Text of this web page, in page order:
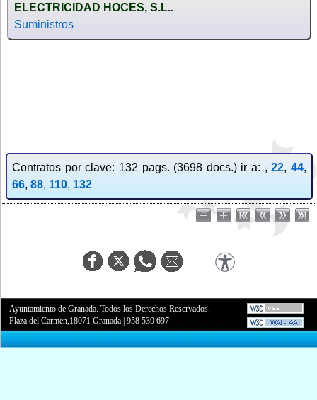
ELECTRICIDAD HOCES, S.L..
Suministros
Contratos por clave: 132 pags. (3698 docs.) ir a: ,22,44,
66, 88, 110, 132
Ayuntamiento de Granada. Todos los Derechos Reservados.
Plaza del Carmen,18071 Granada |958 539 697